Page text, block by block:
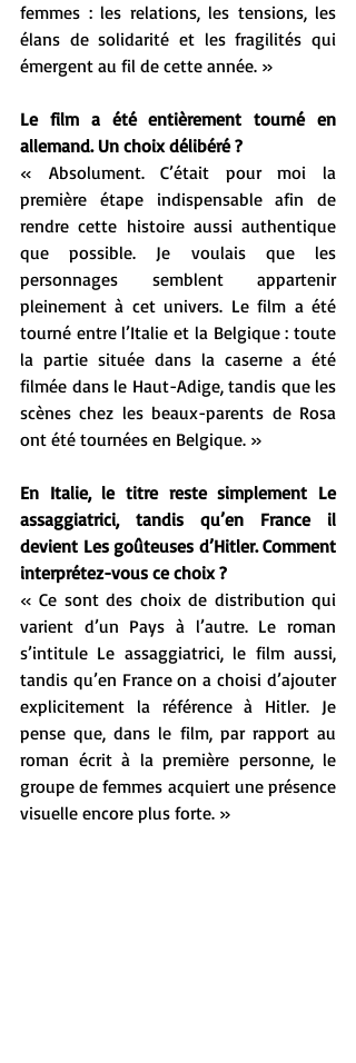
femmes : les relations, les tensions, les
élans de solidarité et les fragilités qui
émergent au fil de cette année. »
Le film a été entièrement tourné en
allemand. Un choix délibéré ?
« Absolument. C’était pour moi la
première étape indispensable afin de
rendre cette histoire aussi authentique
que possible. Je voulais que les
personnages semblent appartenir
pleinement à cet univers. Le film a été
tourné entre l’Italie et la Belgique : toute
la partie située dans la caserne a été
filmée dans le Haut-Adige, tandis que les
scènes chez les beaux-parents de Rosa
ont été tournées en Belgique. »
En Italie, le titre reste simplement Le
assaggiatrici, tandis qu’en France il
devient Les goûteuses d’Hitler. Comment
interprétez-vous ce choix ?
« Ce sont des choix de distribution qui
varient d’un Pays à l’autre. Le roman
s’intitule Le assaggiatrici, le film aussi,
tandis qu’en France on a choisi d’ajouter
explicitement la référence à Hitler. Je
pense que, dans le film, par rapport au
roman écrit à la première personne, le
groupe de femmes acquiert une présence
visuelle encore plus forte. »